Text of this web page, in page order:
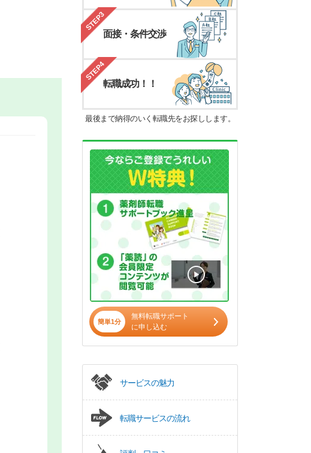
STEP3
面接・条件交渉
STEP4
転職成功！！
最後まで納得のいく転職先をお探しします。
簡単1分
無料転職サポート
に申し込む
サービスの魅力
転職サービスの流れ